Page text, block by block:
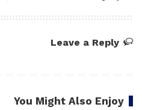
Leave a Reply
You Might Also Enjoy